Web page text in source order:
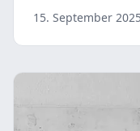
15. September